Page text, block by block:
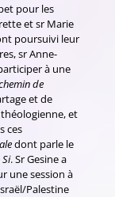
pour les
et sr Marie
poursuivi leur
sr Anne-
à une
de
et de
et
ces
dont parle le
. Sr Gesine a
une session à
Palestine